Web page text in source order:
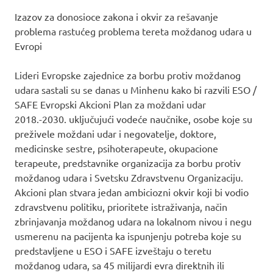
Izazov za donosioce zakona i okvir za rešavanje
problema rastućeg problema tereta moždanog udara u
Evropi
Lideri Evropske zajednice za borbu protiv moždanog
udara sastali su se danas u Minhenu kako bi razvili ESO /
SAFE Evropski Akcioni Plan za moždani udar
2018.-2030. uključujući vodeće naučnike, osobe koje su
preživele moždani udar i negovatelje, doktore,
medicinske sestre, psihoterapeute, okupacione
terapeute, predstavnike organizacija za borbu protiv
moždanog udara i Svetsku Zdravstvenu Organizaciju.
Akcioni plan stvara jedan ambiciozni okvir koji bi vodio
zdravstvenu politiku, prioritete istraživanja, način
zbrinjavanja moždanog udara na lokalnom nivou i negu
usmerenu na pacijenta ka ispunjenju potreba koje su
predstavljene u ESO i SAFE izveštaju o teretu
moždanog udara, sa 45 milijardi evra direktnih ili